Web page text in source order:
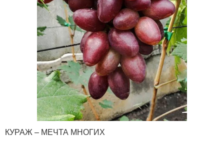
КУРАЖ – МЕЧТА МНОГИХ